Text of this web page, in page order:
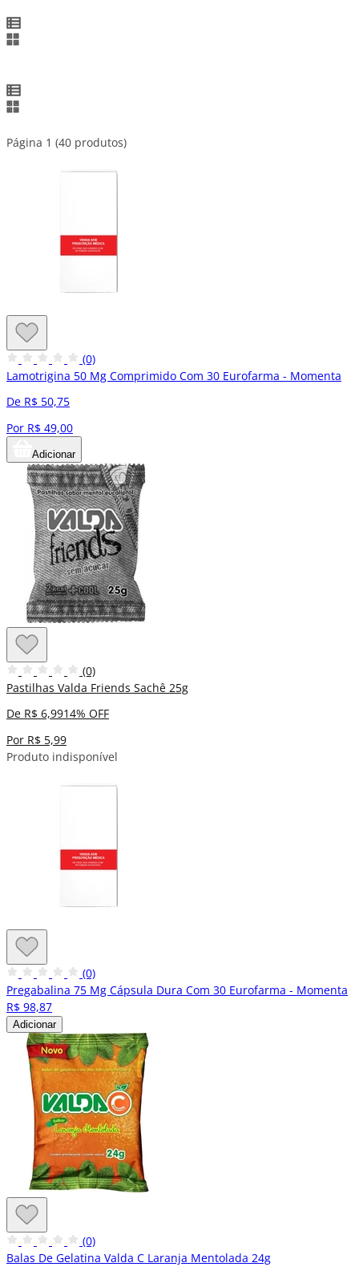
Página 1 (40 produtos)
(0)
Lamotrigina 50 Mg Comprimido Com 30 Eurofarma - Momenta
De R$ 50,75
Por R$ 49,00
Adicionar
(0)
Pastilhas Valda Friends Sachê 25g
De R$ 6,9914% OFF
Por R$ 5,99
Produto indisponível
(0)
Pregabalina 75 Mg Cápsula Dura Com 30 Eurofarma - Momenta
R$ 98,87
Adicionar
(0)
Balas De Gelatina Valda C Laranja Mentolada 24g